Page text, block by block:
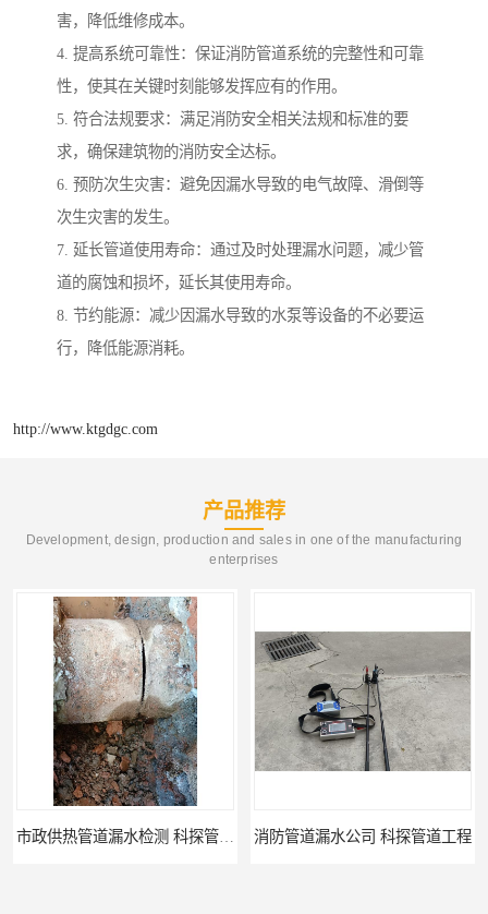
害，降低维修成本。
4. 提高系统可靠性：保证消防管道系统的完整性和可靠
性，使其在关键时刻能够发挥应有的作用。
5. 符合法规要求：满足消防安全相关法规和标准的要
求，确保建筑物的消防安全达标。
6. 预防次生灾害：避免因漏水导致的电气故障、滑倒等
次生灾害的发生。
7. 延长管道使用寿命：通过及时处理漏水问题，减少管
道的腐蚀和损坏，延长其使用寿命。
8. 节约能源：减少因漏水导致的水泵等设备的不必要运
行，降低能源消耗。
http://www.ktgdgc.com
产品推荐
Development, design, production and sales in one of the manufacturing
enterprises
消防管道漏水公司 科探管道工程 公司查漏水电话 科探管道工程